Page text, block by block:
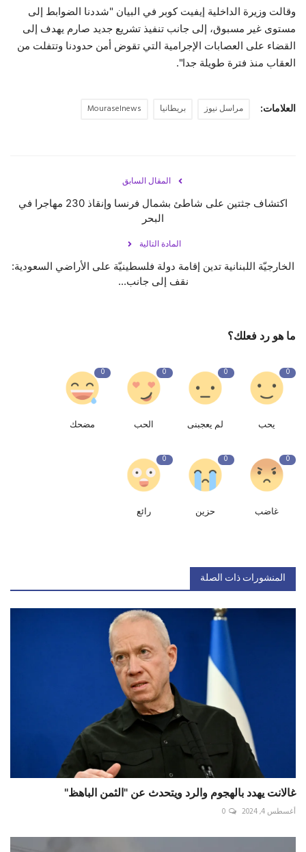
وقالت وزيرة الداخلية إيفيت كوبر في البيان "شددنا الضوابط إلى
مستوى غير مسبوق، إلى جانب تنفيذ تشريع جديد صارم يهدف إلى
القضاء على العصابات الإجرامية التي تقوض أمن حدودنا وتتفلت من
العقاب منذ فترة طويلة جدا".
العلامات: مراسل نيوز بريطانيا Mouraselnews
المقال السابق
اكتشاف جثتين على شاطئ بشمال فرنسا وإنقاذ 230 مهاجرا في
البحر
المادة التالية
الخارجيّة اللبنانية تدين إقامة دولة فلسطينيّة على الأراضي السعودية:
نقف إلى جانب...
ما هو رد فعلك؟
0
يحب
0
لم يعجبنى
0
الحب
0
مضحك
0
غاضب
0
حزين
0
رائع
المنشورات ذات الصلة
غالانت يهدد بالهجوم والرد ويتحدث عن "الثمن الباهظ"
أغسطس 4, 2024 0